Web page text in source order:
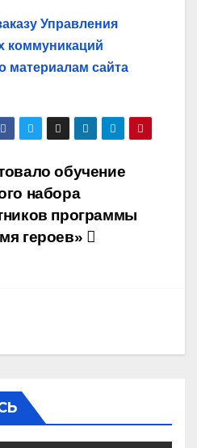
Управления
коммуникаций
материалам сайта
обучение
набора
программы
героев»